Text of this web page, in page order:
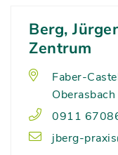
Berg,
Zentrum
Faber-
Oberasbach
0911
jberg-